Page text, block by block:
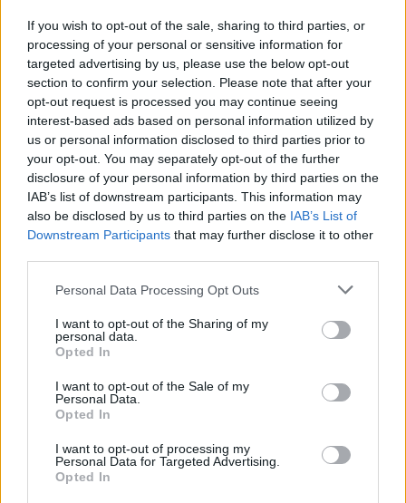
If you wish to opt-out of the sale, sharing to third parties, or
processing of your personal or sensitive information for
targeted advertising by us, please use the below opt-out
section to confirm your selection. Please note that after your
opt-out request is processed you may continue seeing
interest-based ads based on personal information utilized by
us or personal information disclosed to third parties prior to
your opt-out. You may separately opt-out of the further
disclosure of your personal information by third parties on the
IAB’s list of downstream participants. This information may
also be disclosed by us to third parties on the IAB’s List of
Downstream Participants that may further disclose it to other
Please note that this website/app uses one or more Google
not limited to your visit or usage behaviour. You may click to
grant or deny consent to Google and its third-party tags to
use your data for below specified purposes in below Google
consent section.
Personal Data Processing Opt Outs
I want to opt-out of the Sharing of my
personal data.
Opted In
I want to opt-out of the Sale of my
Personal Data.
Opted In
I want to opt-out of processing my
Personal Data for Targeted Advertising.
Opted In
Continua a leggere
SOSTENIBILITÀ